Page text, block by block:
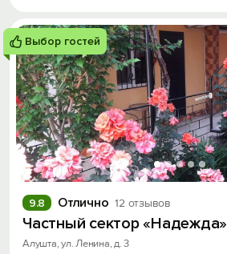
Выбор гостей
Отлично 12 отзывов
9.8
Частный сектор «Надежда»
Алушта, ул. Ленина, д. 3